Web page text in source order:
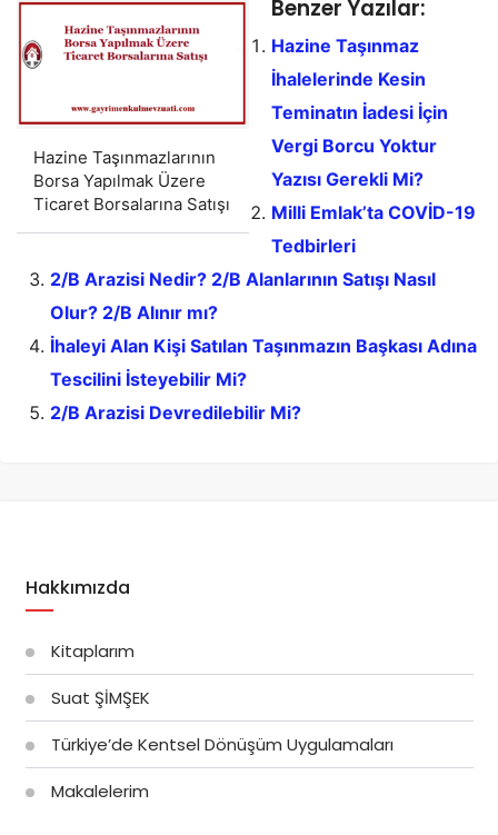
Hazine Taşınmazlarının
Borsa Yapılmak Üzere
Ticaret Borsalarına Satışı
Benzer Yazılar:
Hazine Taşınmaz
İhalelerinde Kesin
Teminatın İadesi İçin
Vergi Borcu Yoktur
Yazısı Gerekli Mi?
Milli Emlak’ta COVİD-19
Tedbirleri
2/B Arazisi Nedir? 2/B Alanlarının Satışı Nasıl
Olur? 2/B Alınır mı?
İhaleyi Alan Kişi Satılan Taşınmazın Başkası Adına
Tescilini İsteyebilir Mi?
2/B Arazisi Devredilebilir Mi?
Hakkımızda
Kitaplarım
Suat ŞİMŞEK
Türkiye’de Kentsel Dönüşüm Uygulamaları
Makalelerim